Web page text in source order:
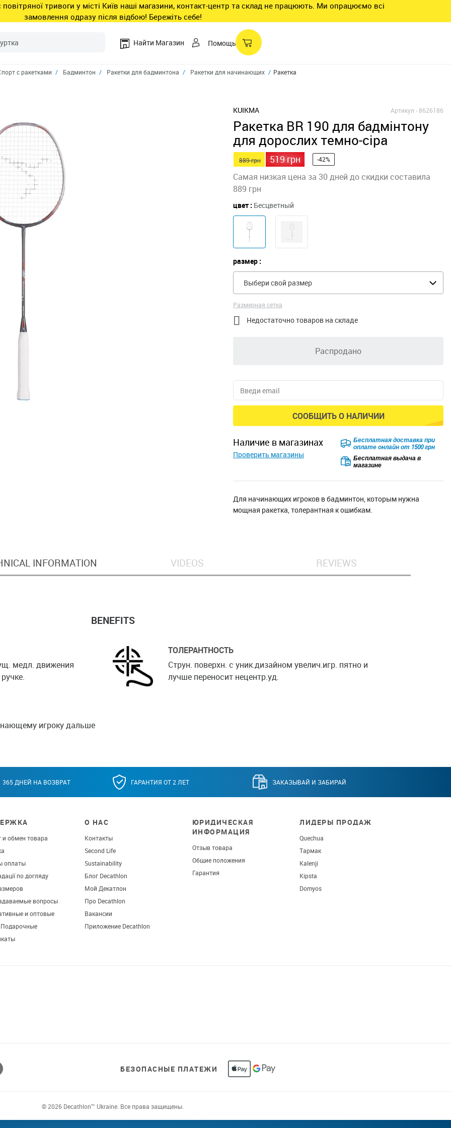
повітряної тривоги у місті Київ наші магазини, контакт-центр та склад не працюють. Ми опрацюємо всі
замовлення одразу після відбою! Бережіть себе!
Найти Магазин Помощь
с ракетками Бадминтон Ракетки для бадминтона Ракетки для начинающих Ракетка для игры в бадминтон взрослая BR 190
KUIKMA Артикул -8626186
Ракетка BR 190 для бадмінтону
для дорослих темно-сіра
889 грн 519 грн -42%
Самая низкая цена за 30 дней до скидки составила
889 грн
цвет : Бесцветный
размер :
Выбери свой размер
Размерная сетка
 Недостаточно товаров на складе
Распродано
СООБЩИТЬ О НАЛИЧИИ
наличие в магазинах
Проверить магазины
Бесплатная доставка при
оплате онлайн от 1500 грн
Бесплатная выдача в
магазине
Для начинающих игроков в бадминтон, которым нужна
мощная ракетка, толерантная к ошибкам.
INFORMATION VIDEOS REVIEWS
BENEFITS
медл. движения
ТОЛЕРАНТНОСТЬ
Струн. поверхн. с уник.дизайном увелич.игр. пятно и
лучше переносит нецентр.уд.
игроку дальше
365 ДНЕЙ НА ВОЗВРАТ ГАРАНТИЯ ОТ 2 ЛЕТ ЗАКАЗЫВАЙ И ЗАБИРАЙ
и обмен товара
оплаты
по догляду
вопросы
и оптовые
О НАС
Контакты
Second Life
Sustainability
Блог Decathlon
Мой Декатлон
Про Decathlon
Вакансии
Приложение Decathlon
ЮРИДИЧЕСКАЯ
ИНФОРМАЦИЯ
Отзыв товара
Общие положения
Гарантия
ЛИДЕРЫ ПРОДАЖ
Quechua
Тармак
Kalenji
Kipsta
Domyos
БЕЗОПАСНЫЕ ПЛАТЕЖИ
© 2026 Decathlon™ Ukraine. Все права защищены.